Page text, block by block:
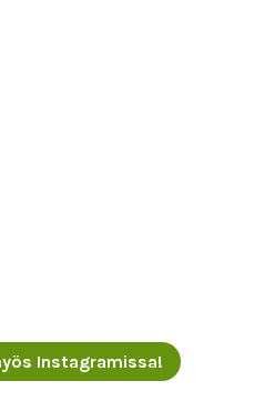
Instagramissa!